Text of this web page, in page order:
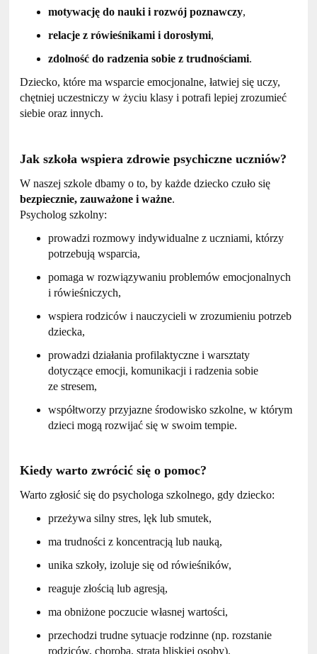
motywację do nauki i rozwój poznawczy,
relacje z rówieśnikami i dorosłymi,
zdolność do radzenia sobie z trudnościami.
Dziecko, które ma wsparcie emocjonalne, łatwiej się uczy,
chętniej uczestniczy w życiu klasy i potrafi lepiej zrozumieć
siebie oraz innych.
Jak szkoła wspiera zdrowie psychiczne uczniów?
W naszej szkole dbamy o to, by każde dziecko czuło się
bezpiecznie, zauważone i ważne.
Psycholog szkolny:
prowadzi rozmowy indywidualne z uczniami, którzy
potrzebują wsparcia,
pomaga w rozwiązywaniu problemów emocjonalnych
i rówieśniczych,
wspiera rodziców i nauczycieli w zrozumieniu potrzeb
dziecka,
prowadzi działania profilaktyczne i warsztaty
dotyczące emocji, komunikacji i radzenia sobie
ze stresem,
współtworzy przyjazne środowisko szkolne, w którym
dzieci mogą rozwijać się w swoim tempie.
Kiedy warto zwrócić się o pomoc?
Warto zgłosić się do psychologa szkolnego, gdy dziecko:
przeżywa silny stres, lęk lub smutek,
ma trudności z koncentracją lub nauką,
unika szkoły, izoluje się od rówieśników,
reaguje złością lub agresją,
ma obniżone poczucie własnej wartości,
przechodzi trudne sytuacje rodzinne (np. rozstanie
rodziców, choroba, strata bliskiej osoby).